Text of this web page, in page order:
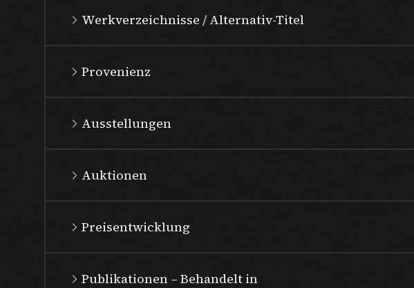
Werkverzeichnisse / Alternativ-Titel
Provenienz
Ausstellungen
Auktionen
Preisentwicklung
Publikationen – Behandelt in